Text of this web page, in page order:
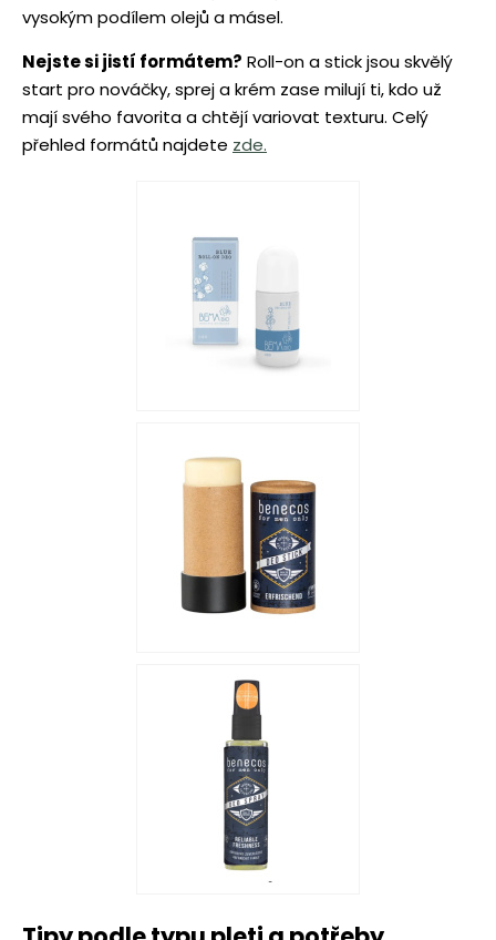
vysokým podílem olejů a másel.
Nejste si jistí formátem? Roll-on a stick jsou skvělý
start pro nováčky, sprej a krém zase milují ti, kdo už
mají svého favorita a chtějí variovat texturu. Celý
přehled formátů najdete zde.